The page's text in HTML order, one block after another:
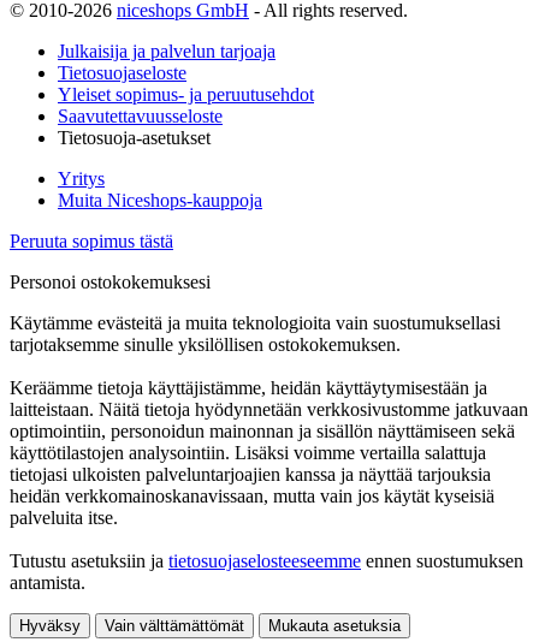
© 2010-2026 niceshops GmbH - All rights reserved.
Julkaisija ja palvelun tarjoaja
Tietosuojaseloste
Yleiset sopimus- ja peruutusehdot
Saavutettavuusseloste
Tietosuoja-asetukset
Yritys
Muita Niceshops-kauppoja
Peruuta sopimus tästä
Personoi ostokokemuksesi
Käytämme evästeitä ja muita teknologioita vain suostumuksellasi
tarjotaksemme sinulle yksilöllisen ostokokemuksen.
Keräämme tietoja käyttäjistämme, heidän käyttäytymisestään ja
laitteistaan. Näitä tietoja hyödynnetään verkkosivustomme jatkuvaan
optimointiin, personoidun mainonnan ja sisällön näyttämiseen sekä
käyttötilastojen analysointiin. Lisäksi voimme vertailla salattuja
tietojasi ulkoisten palveluntarjoajien kanssa ja näyttää tarjouksia
heidän verkkomainoskanavissaan, mutta vain jos käytät kyseisiä
palveluita itse.
Tutustu asetuksiin ja tietosuojaselosteeseemme ennen suostumuksen
antamista.
Hyväksy Vain välttämättömät Mukauta asetuksia